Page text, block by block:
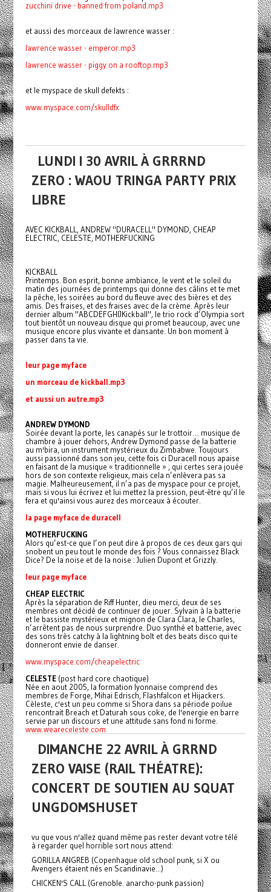
zucchini drive - banned from poland.mp3
et aussi des morceaux de lawrence wasser :
lawrence wasser - emperor.mp3
lawrence wasser - piggy on a rooftop.mp3
et le myspace de skull defekts :
www.myspace.com/skulldfx
LUNDI I 30 AVRIL À GRRRND
ZERO : WAOU TRINGA PARTY PRIX
LIBRE
AVEC KICKBALL, ANDREW "DURACELL" DYMOND, CHEAP
ELECTRIC, CELESTE, MOTHERFUCKING
KICKBALL
Printemps. Bon esprit, bonne ambiance, le vent et le soleil du
matin des journées de printemps qui donne des câlins et te met
la pêche, les soirées au bord du fleuve avec des bières et des
amis. Des fraises, et des fraises avec de la crème. Après leur
dernier album "ABCDEFGHIJKickball", le trio rock d’Olympia sort
tout bientôt un nouveau disque qui promet beaucoup, avec une
musique encore plus vivante et dansante. Un bon moment à
passer dans ta vie.
leur page myface
un morceau de kickball.mp3
et aussi un autre.mp3
ANDREW DYMOND
Soirée devant la porte, les canapés sur le trottoir… musique de
chambre à jouer dehors, Andrew Dymond passe de la batterie
au m'bira, un instrument mystérieux du Zimbabwe. Toujours
aussi passionné dans son jeu, cette fois ci Duracell nous apaise
en faisant de la musique « traditionnelle » , qui certes sera jouée
hors de son contexte religieux, mais cela n’enlèvera pas sa
magie. Malheureusement, il n’a pas de myspace pour ce projet,
mais si vous lui écrivez et lui mettez la pression, peut-être qu’il le
fera et qu'ainsi vous aurez des morceaux à écouter.
la page myface de duracell
MOTHERFUCKING
Alors qu’est-ce que l’on peut dire à propos de ces deux gars qui
snobent un peu tout le monde des fois ? Vous connaissez Black
Dice? De la noise et de la noise : Julien Dupont et Grizzly.
leur page myface
CHEAP ELECTRIC
Après la séparation de Riff Hunter, dieu merci, deux de ses
membres ont décidé de continuer de jouer. Sylvain à la batterie
et le bassiste mystérieux et mignon de Clara Clara, le Charles,
n’arrêtent pas de nous surprendre. Duo synthé et batterie, avec
des sons très catchy à la lightning bolt et des beats disco qui te
donneront envie de danser.
www.myspace.com/cheapelectric
CELESTE (post hard core chaotique)
Née en aout 2005, la formation lyonnaise comprend des
membres de Forge, Mihai Edrisch, Flashfalcon et Hijackers.
Cèleste, c'est un peu comme si Shora dans sa période poilue
rencontrait Breach et Daturah sous coke, de l'energie en barre
servie par un discours et une attitude sans fond ni forme.
www.weareceleste.com
DIMANCHE 22 AVRIL À GRRND
ZERO VAISE (RAIL THÉATRE):
CONCERT DE SOUTIEN AU SQUAT
UNGDOMSHUSET
vu que vous n'allez quand même pas rester devant votre télé
à regarder quel horrible sort nous attend:
GORILLA ANGREB (Copenhague old school punk, si X ou
Avengers étaient nés en Scandinavie...)
CHICKEN'S CALL (Grenoble. anarcho-punk passion)